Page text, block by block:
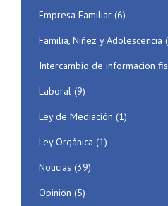
Empresa Familiar (6)
Familia, Niñez y Adolescencia
Intercambio de información
Laboral (9)
Ley de Mediación (1)
Ley Orgánica (1)
Noticias (39)
Opinión (5)